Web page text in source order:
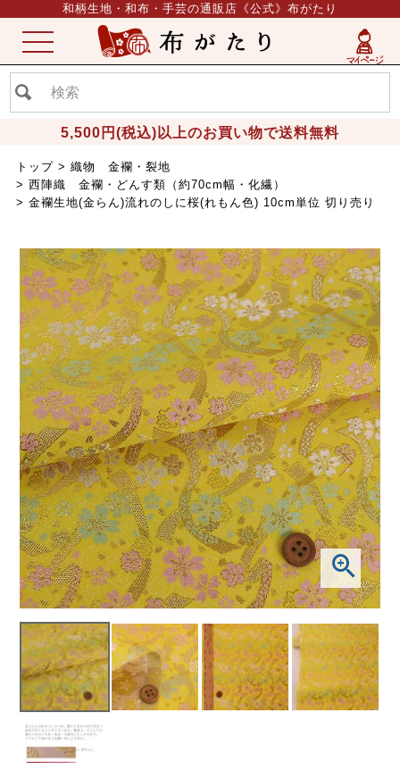
和柄生地・和布・手芸の通販店《公式》布がたり
5,500円(税込)以上のお買い物で送料無料
ME
NU
トップ
織物 金襴・裂地
西陣織 金襴・どんす類（約70cm幅・化繊）
金襴生地(金らん)流れのしに桜(れもん色) 10cm単位 切り売り